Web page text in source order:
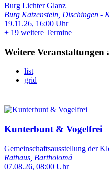
Burg Lichter Glanz
Burg Katzenstein, Dischingen -
19.11.26, 16:00 Uhr
+ 19 weitere Termine
Weitere
list
grid
Kunterbunt & Vogelfrei
Gemeinschaftsausstellung der
Rathaus, Bartholomä
07.08.26, 08:00 Uhr